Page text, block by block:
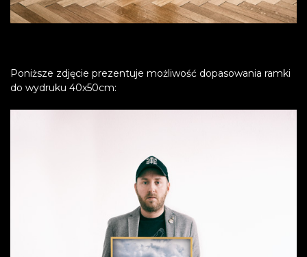
Poniższe zdjęcie prezentuje możliwość dopasowania ramki
do wydruku 40x50cm: